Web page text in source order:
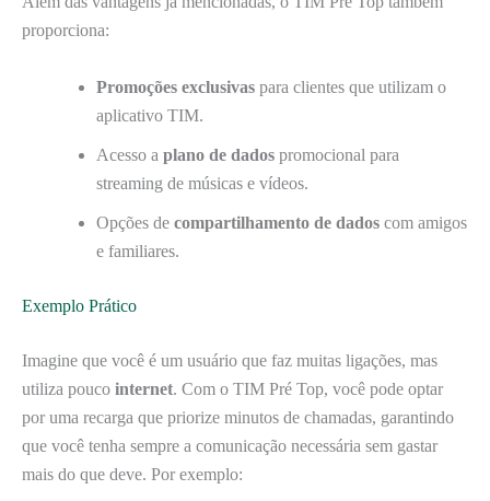
proporciona:
Promoções exclusivas para clientes que utilizam o
aplicativo TIM.
Acesso a plano de dados promocional para
streaming de músicas e vídeos.
Opções de compartilhamento de dados com amigos
e familiares.
Exemplo Prático
Imagine que você é um usuário que faz muitas ligações, mas
utiliza pouco internet. Com o TIM Pré Top, você pode optar
por uma recarga que priorize minutos de chamadas, garantindo
que você tenha sempre a comunicação necessária sem gastar
mais do que deve. Por exemplo: